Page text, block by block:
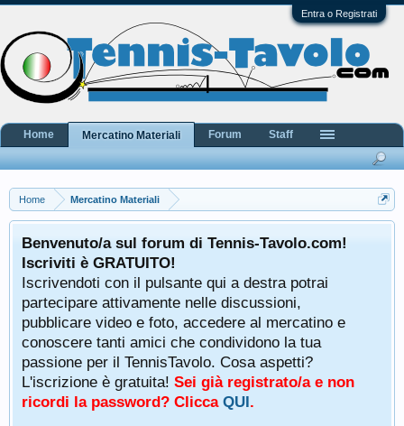
Entra o Registrati
Home Mercatino Materiali
Benvenuto/a sul forum di Tennis-Tavolo.com!
Iscriviti è GRATUITO!
Iscrivendoti con il pulsante qui a destra potrai
partecipare attivamente nelle discussioni,
pubblicare video e foto, accedere al mercatino e
conoscere tanti amici che condividono la tua
passione per il TennisTavolo. Cosa aspetti?
L'iscrizione è gratuita! Sei già registrato/a e non
ricordi la password? Clicca QUI.
Home Mercatino Materiali Forum Staff